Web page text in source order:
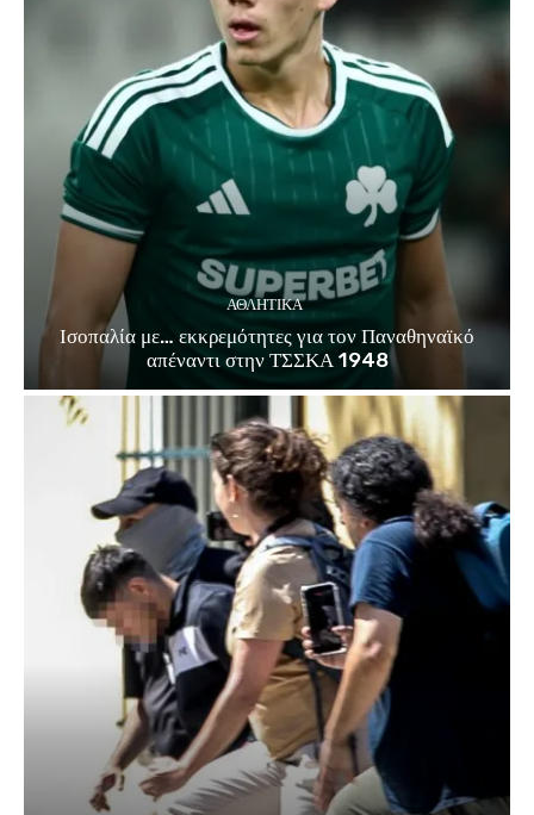
ΑΘΛΗΤΙΚΑ
Ισοπαλία με… εκκρεμότητες για τον Παναθηναϊκό
απέναντι στην ΤΣΣΚΑ 1948